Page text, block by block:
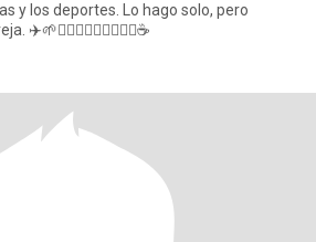
y los deportes. Lo hago solo, pero
✈️🌱🚴🏼‍♂️🧗🏼‍♂️🏋🏽‍♂️☕️